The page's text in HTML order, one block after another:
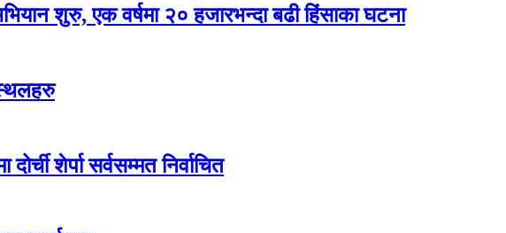
शुरु, एक वर्षमा २० हजारभन्दा बढी हिंसाका घटना
शेर्पा सर्वसम्मत निर्वाचित